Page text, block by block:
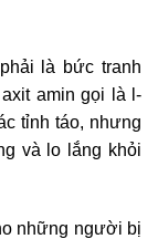
là bức tranh
amin gọi là l-
tỉnh táo, nhưng
và lo lắng khỏi
những người bị